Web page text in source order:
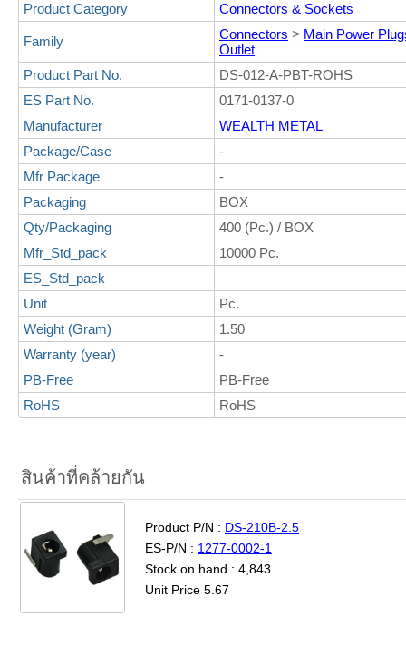
Product Category Connectors & Sockets
Family Connectors > Main Power
Outlet
Product Part No.
DS-012-A-PBT-ROHS
ES Part No.
0171-0137-0
Manufacturer
WEALTH METAL
Package/Case
-
Mfr Package
-
Packaging
BOX
Qty/Packaging
400 (Pc.) / BOX
Mfr_Std_pack
10000 Pc.
ES_Std_pack
Unit
Pc.
Weight (Gram)
1.50
Warranty (year)
-
PB-Free
PB-Free
RoHS
RoHS
สินค้าที่คล้ายกัน
Product P/N : DS-210B-2.5
ES-P/N : 1277-0002-1
Stock on hand : 4,843
Unit Price 5.67